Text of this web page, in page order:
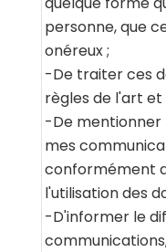
personne, que
onéreux ;
-De traiter ces
règles de l'art
-De mentionner
mes
conformément
l'utilisation des
-D'informer le